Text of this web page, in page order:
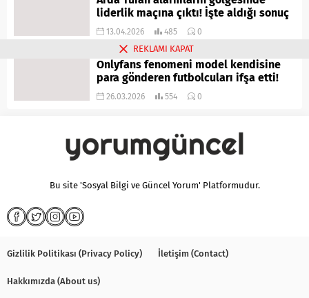
liderlik maçına çıktı! İşte aldığı sonuç
13.04.2026 485 0
Onlyfans fenomeni model kendisine
para gönderen futbolcuları ifşa etti!
26.03.2026 554 0
Bu site 'Sosyal Bilgi ve Güncel Yorum' Platformudur.
Gizlilik Politikası (Privacy Policy) İletişim (Contact)
Hakkımızda (About us)
REKLAMI KAPAT